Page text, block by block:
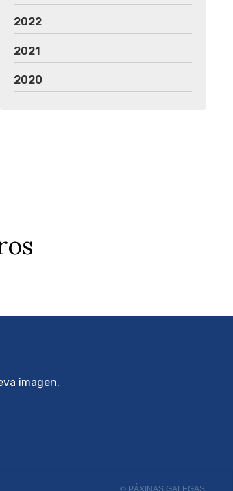
2022
2021
2020
imagen.
© PÁXINAS GALEGAS